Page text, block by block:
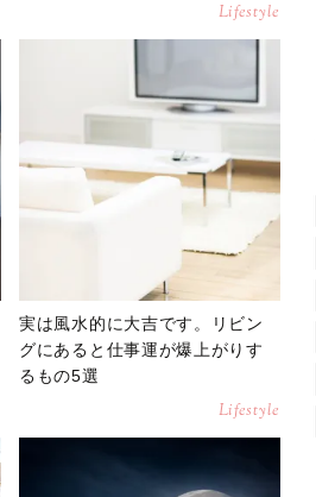
Lifestyle
実は風水的に大吉です。リビン
グにあると仕事運が爆上がりす
るもの5選
Lifestyle